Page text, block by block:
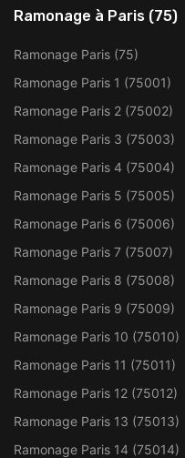
Ramonage à Paris (75)
Ramonage Paris (75)
Ramonage Paris 1 (75001)
Ramonage Paris 2 (75002)
Ramonage Paris 3 (75003)
Ramonage Paris 4 (75004)
Ramonage Paris 5 (75005)
Ramonage Paris 6 (75006)
Ramonage Paris 7 (75007)
Ramonage Paris 8 (75008)
Ramonage Paris 9 (75009)
Ramonage Paris 10 (75010)
Ramonage Paris 11 (75011)
Ramonage Paris 12 (75012)
Ramonage Paris 13 (75013)
Ramonage Paris 14 (75014)